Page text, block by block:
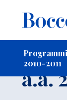
2010-2011
-
a.a.